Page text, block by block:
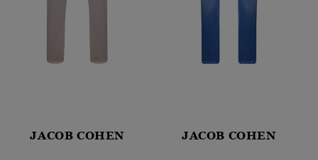
JACOB COHEN JACOB COHEN